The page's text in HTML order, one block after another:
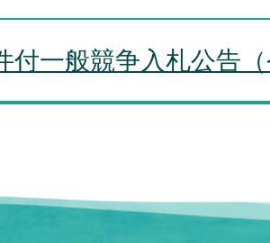
付一般競争入札公告